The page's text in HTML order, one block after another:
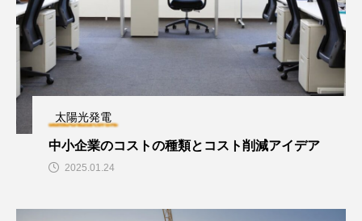
太陽光発電
中小企業のコストの種類とコスト削減アイデア
2025.01.24